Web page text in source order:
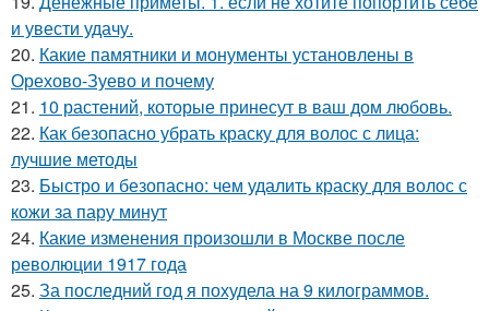
и увести удачу.
20. Какие памятники и монументы установлены в
Орехово-Зуево и почему
21. 10 растений, которые принесут в ваш дом любовь.
22. Как безопасно убрать краску для волос с лица:
лучшие методы
23. Быстро и безопасно: чем удалить краску для волос с
кожи за пару минут
24. Какие изменения произошли в Москве после
революции 1917 года
25. За последний год я похудела на 9 килограммов.